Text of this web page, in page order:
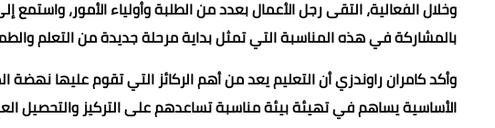
وخلال الفعالية، التقى رجل الأعمال بعدد من الطلبة وأولياء الأمور،
بالمشاركة في هذه المناسبة التي تمثل بداية مرحلة جديدة من التعلم
وأكد كامران راوندزي أن التعليم يعد من أهم الركائز التي تقوم عليها نهضة
الأساسية يساهم في تهيئة بيئة مناسبة تساعدهم على التركيز والتحصيل